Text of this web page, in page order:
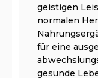
geistigen
normalen
für eine
gesunde